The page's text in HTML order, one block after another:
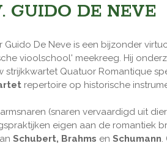
GUIDO DE NEVE
Guido De Neve is een bijzonder
vioolschool' meekreeg. Hij
strijkkwartet Quatuor Romantique
repertoire op historische
(snaren vervaardigd uit
eigen aan de romantiek
Schubert, Brahms en Schumann.